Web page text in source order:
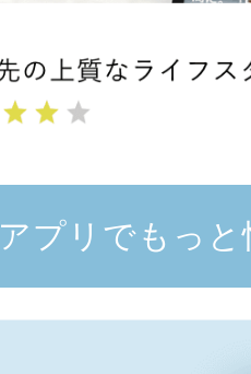
アプリでもっと